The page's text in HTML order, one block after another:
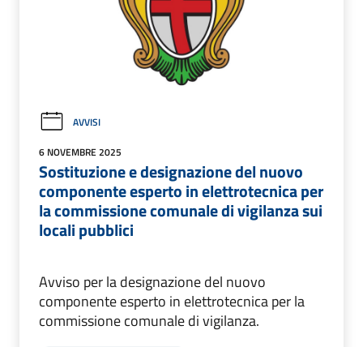
AVVISI
6 NOVEMBRE 2025
Sostituzione e designazione del nuovo
componente esperto in elettrotecnica per
la commissione comunale di vigilanza sui
locali pubblici
Avviso per la designazione del nuovo
componente esperto in elettrotecnica per la
commissione comunale di vigilanza.